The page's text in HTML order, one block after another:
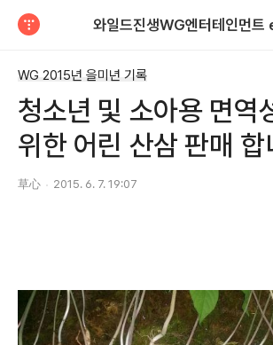
WG 2015년 을미년 기록
청소년 및 소아용 면역
위한 어린 산삼 판매 합
草心 2015. 6. 7. 19:07